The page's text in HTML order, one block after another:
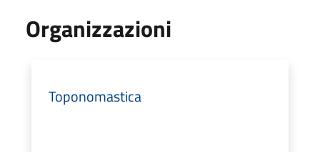
Organizzazioni
Toponomastica